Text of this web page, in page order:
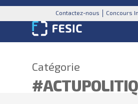
Contactez-nous Concours
Catégorie